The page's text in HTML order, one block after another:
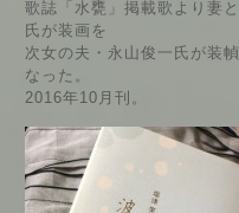
歌誌「水甕」掲載歌より妻
氏が装画を
次女の夫・永山俊一氏が装
なった。
2016年10月刊。